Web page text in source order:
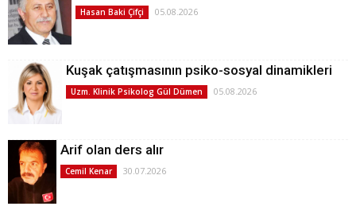
Hasan Baki Çifçi 05.08.2026
Kuşak çatışmasının psiko-sosyal dinamikleri
Uzm. Klinik Psikolog Gül Dümen 05.08.2026
Arif olan ders alır
Cemil Kenar 30.07.2026